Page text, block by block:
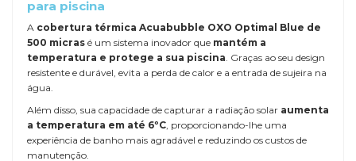
para piscina
A cobertura térmica Acuabubble OXO Optimal Blue de
500 micras é um sistema inovador que mantém a
temperatura e protege a sua piscina . Graças ao seu design
resistente e durável, evita a perda de calor e a entrada de sujeira na
água.
Além disso, sua capacidade de capturar a radiação solar aumenta
a temperatura em até 6ºC, proporcionando-lhe uma
experiência de banho mais agradável e reduzindo os custos de
manutenção.